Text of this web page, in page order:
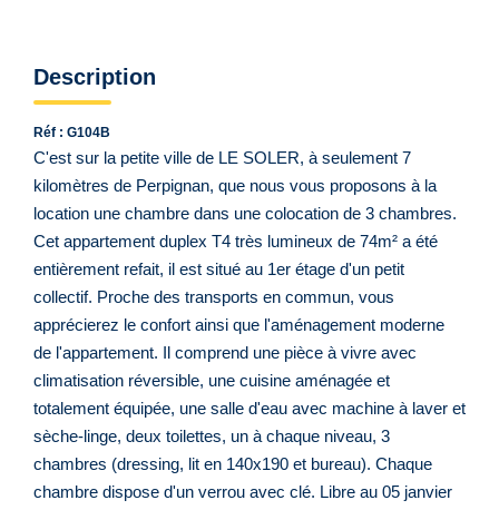
Description
Réf : G104B
C'est sur la petite ville de LE SOLER, à seulement 7
kilomètres de Perpignan, que nous vous proposons à la
location une chambre dans une colocation de 3 chambres.
Cet appartement duplex T4 très lumineux de 74m² a été
entièrement refait, il est situé au 1er étage d'un petit
collectif. Proche des transports en commun, vous
apprécierez le confort ainsi que l'aménagement moderne
de l'appartement. Il comprend une pièce à vivre avec
climatisation réversible, une cuisine aménagée et
totalement équipée, une salle d'eau avec machine à laver et
sèche-linge, deux toilettes, un à chaque niveau, 3
chambres (dressing, lit en 140x190 et bureau). Chaque
chambre dispose d'un verrou avec clé. Libre au 05 janvier